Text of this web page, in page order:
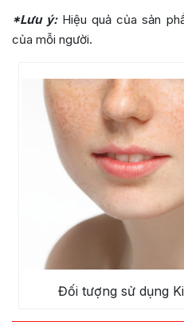
*Lưu ý:Hiệu quả của sản
của mỗi người.
Đối tượng sử dụng